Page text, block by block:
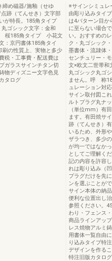
締め磁器/施釉（せゆ
跡（てんせき）文字部
が特長。185角タイプ
ゴシック文字：金和
桜185角タイプ 小花文
：京円書体185角タイ
の性質上、実物と多少
税・工事費・配送費は
ガラスサインチタン切
物ディズニー文字色見
タログ
※サインシミュレ
由彫り込みタイ
は4パターン目か
に至らない場合
い。おすすめの
ク・丸ゴシック
墨書体・流隷体
センチュリー・
文×欧文二世帯和
丸ゴシック丸ゴ
ません。呼 称
ュレーション対
サイン取付図こ
ルトプラグ丸ナ
（単位mm）有
ます。有田焼サ
跡（てんせき）
いるため、外形
ザラつき、多少
が均一ではなか
としてご理解く
記の内容を許容
れは彫り込み（
プラグだけを先
ンを選ぶことが
サイン本体の納
便利な位置出し
参照ください。
わり・フェンス
商品ラインアッ
レス焼物アルミ
用書体一覧自由
り込みタイプ特
デザインを作る
特注旧版カタログ